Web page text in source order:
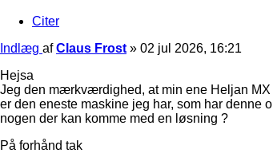
Citer
Indlæg afClaus Frost » 02 jul 2026, 16:21
Hejsa
Jeg den mærkværdighed, at min ene Heljan MX
er den eneste maskine jeg har, som har denne
nogen der kan komme med en løsning ?
På forhånd tak